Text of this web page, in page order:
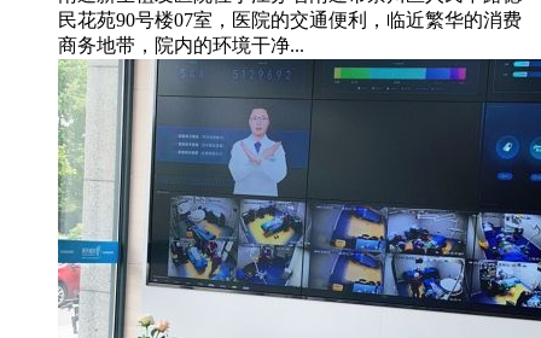
民花苑90号楼07室，医院的交通便利，临近繁华的消费
商务地带，院内的环境干净...